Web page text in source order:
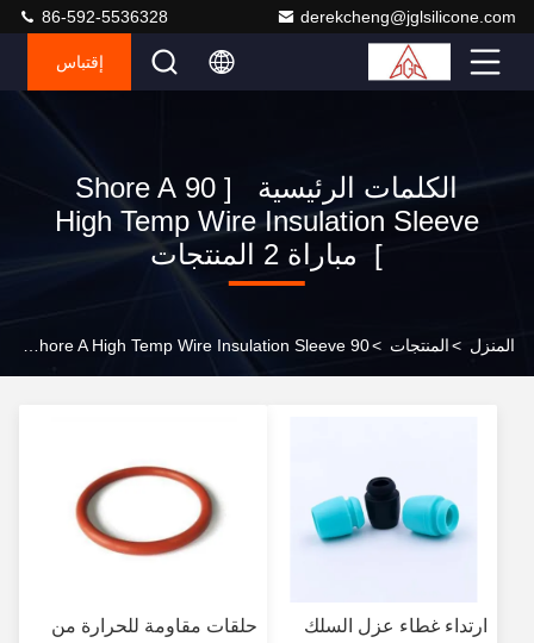
derekcheng@jglsilicone.com
86-592-5536328
إقتباس
الكلمات الرئيسية [ 90 Shore A
High Temp Wire Insulation Sleeve
] مباراة 2 المنتجات
المنزل >المنتجات >
ارتداء غطاء عزل السلك
حلقات مقاومة للحرارة من